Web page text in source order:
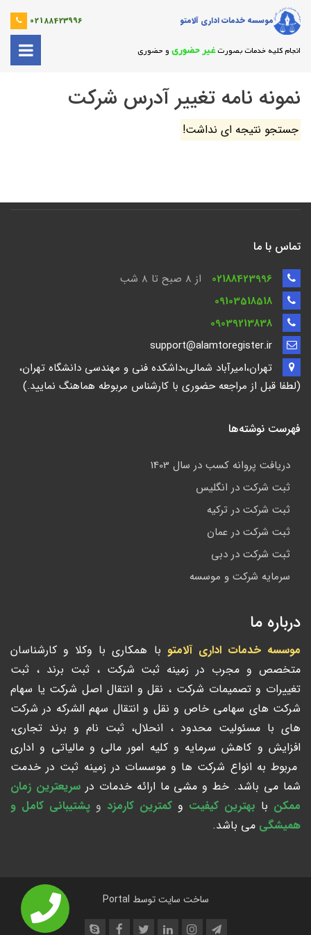
موسسه خدمات اداری آلامتو 02188423996
انجام کلیه خدمات بصورتغیر حضوری و حضوری
نمونه نامه تغییر آدرس شرکت
جستجو نتیجه ای نداشت!
تماس با ما
02188423996
از 8 صبح تا ۸ شب
09103518518
09039213838
support@alamtoregister.ir
تهران،امیرآباد شمالی،داشکده فنی و مهندسی دانشگاه تهران،
(لطفا قبل از مراجعه حضوری با کارشناس مربوطه هماهنگ نمایید.)
فهرست نوشته‌ها
دریافت پروانه کسب در سال 1403
ثبت شرکت در انگلیس
ثبت شرکت در ترکیه
ثبت شرکت در عمان
ثبت شرکت در دبی
سرمایه شرکت و موسسه
درباره ما
موسسه خدمات اداری آلامتو با همکاری با وکلا و کارشناسان
متخصص و مجرب در زمینه ثبت شرکت ، ثبت برند ، ثبت
تغییرات و تصمیمات شرکت ، نقل و انتقال اصل شرکت یا سهام
شرکت های سهامی خاص و نقل و انتقال سهم الشرکه در شرکت
های با مسئولیت محدود ، انحلال، ثبت نام و برند تجاری،
افزایش و کاهش سرمایه و کلیه امور مالی و مالیاتی و اداری
مربوط به انواع شرکت ها و موسسات در زمینه ثبت در خدمت
شما می باشد. خط و مشی ما ارائه خدمات درسریعترین زمان
ممکن با بهترین کیفیت و کمترین کارمزد و پشتیبانی کامل و
همیشگی می باشد.
ساخت سایت توسط Portal